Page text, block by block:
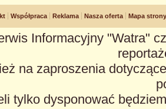
Współpraca Reklama Nasza oferta Mapa strony
Informacyjny "Watra"
na zaproszenia
tylko dysponować